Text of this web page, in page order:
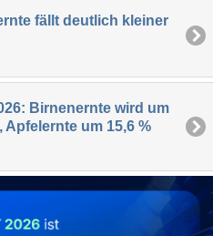
fällt deutlich kleiner
Birnenernte wird um
Apfelernte um 15,6 %